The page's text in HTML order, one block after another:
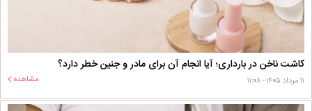
کاشت ناخن در بارداری؛ آیا انجام آن برای مادر و جنین خطر دارد؟
۱۱ مرداد ۱۴۰۵ - ۱۱:۰۸ مشاهده